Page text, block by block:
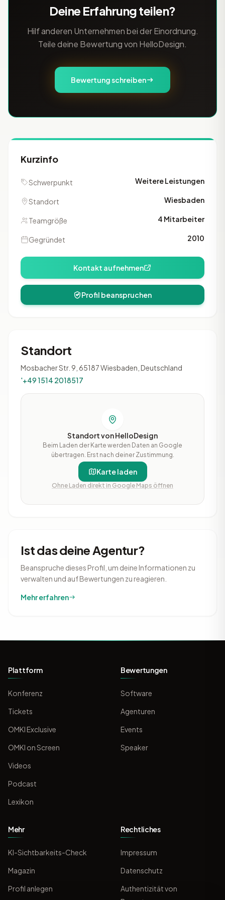
Deine Erfahrung teilen?
Hilf anderen Unternehmen bei der Einordnung.
Teile deine Bewertung von HelloDesign.
Bewertung schreiben
Kurzinfo
Schwerpunkt Weitere Leistungen
Standort Wiesbaden
Teamgröße 4 Mitarbeiter
Gegründet 2010
Kontakt aufnehmen
Profil beanspruchen
Standort
Mosbacher Str. 9, 65187 Wiesbaden, Deutschland
'+49 1514 2018517
Standort von HelloDesign
Beim Laden der Karte werden Daten an Google
übertragen. Erst nach deiner Zustimmung.
Karte laden
Ohne Laden direkt in Google Maps öffnen
Ist das deine Agentur?
Beanspruche dieses Profil, um deine Informationen zu
verwalten und auf Bewertungen zu reagieren.
Mehr erfahren
Plattform
Konferenz
Tickets
OMKI Exclusive
OMKI on Screen
Videos
Podcast
Lexikon
Bewertungen
Software
Agenturen
Events
Speaker
Mehr
KI-Sichtbarkeits-Check
Magazin
Profil anlegen
Rechtliches
Impressum
Datenschutz
Authentizität von